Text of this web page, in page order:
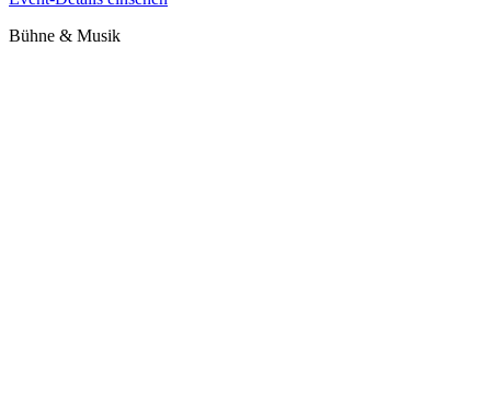
Bühne & Musik